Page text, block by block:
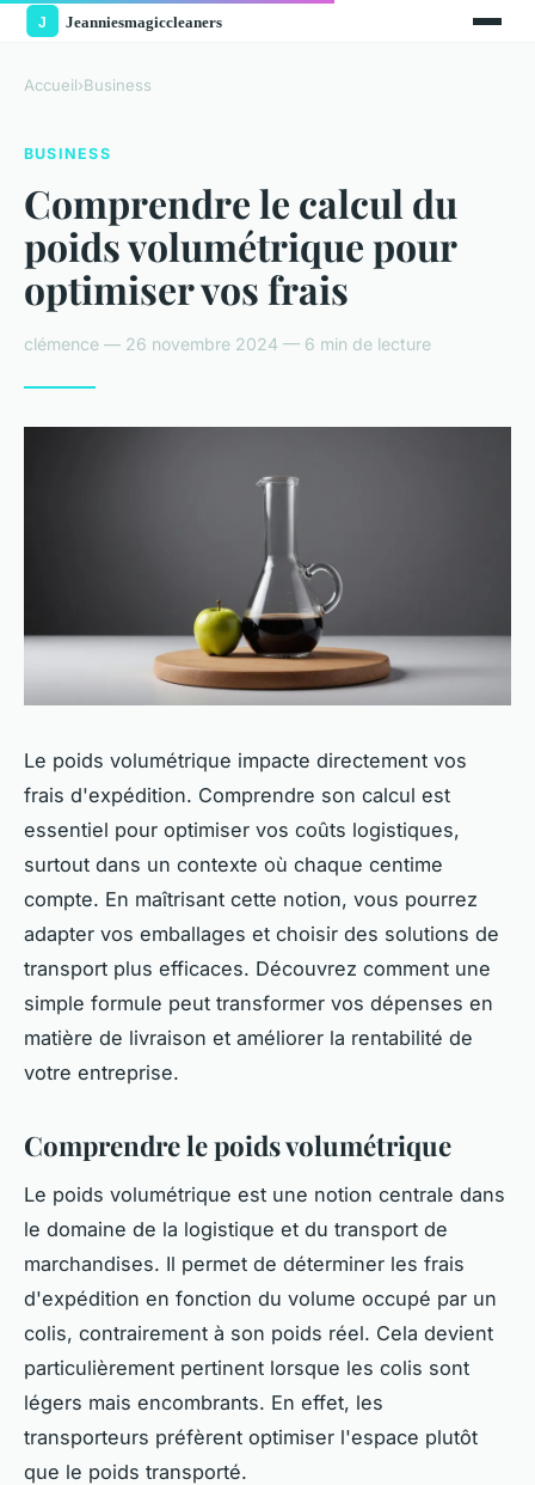
Accueil›Business
BUSINESS
Comprendre le calcul du
poids volumétrique pour
optimiser vos frais
clémence — 26 novembre 2024 — 6 min de lecture
Le poids volumétrique impacte directement vos
frais d'expédition. Comprendre son calcul est
essentiel pour optimiser vos coûts logistiques,
surtout dans un contexte où chaque centime
compte. En maîtrisant cette notion, vous pourrez
adapter vos emballages et choisir des solutions de
transport plus efficaces. Découvrez comment une
simple formule peut transformer vos dépenses en
matière de livraison et améliorer la rentabilité de
votre entreprise.
Comprendre le poids volumétrique
Le poids volumétrique est une notion centrale dans
le domaine de la logistique et du transport de
marchandises. Il permet de déterminer les frais
d'expédition en fonction du volume occupé par un
colis, contrairement à son poids réel. Cela devient
particulièrement pertinent lorsque les colis sont
légers mais encombrants. En effet, les
transporteurs préfèrent optimiser l'espace plutôt
que le poids transporté.